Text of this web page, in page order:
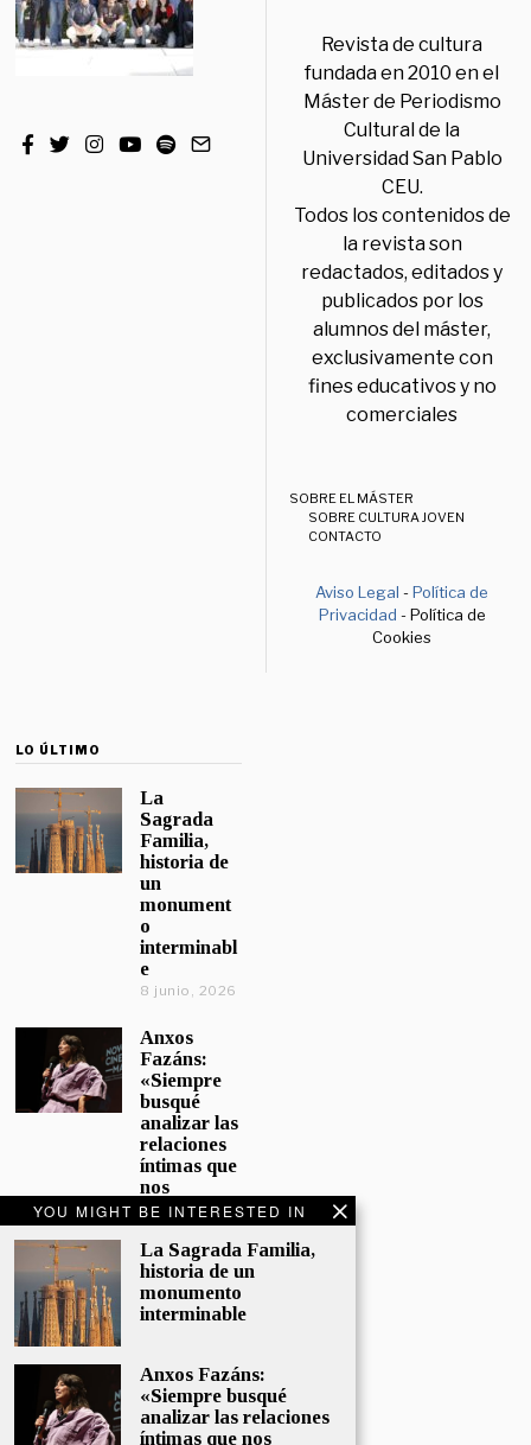
YOU MIGHT BE INTERESTED IN
La Sagrada Familia,
historia de un
monumento
interminable
Anxos Fazáns:
«Siempre busqué
analizar las relaciones
íntimas que nos
Revista de cultura
fundada en 2010 en el
Máster de Periodismo
Cultural de la
Universidad San Pablo
CEU.
Todos los contenidos de
la revista son
redactados, editados y
publicados por los
alumnos del máster,
exclusivamente con
fines educativos y no
comerciales
SOBRE EL MÁSTER
SOBRE CULTURA JOVEN
CONTACTO
Aviso Legal -Política de
Privacidad - Política de
Cookies
LO ÚLTIMO
La
Sagrada
Familia,
historia de
un
monument
o
interminabl
e
8 junio, 2026
Anxos
Fazáns:
«Siempre
busqué
analizar las
relaciones
íntimas que
nos
afectan»
5 junio, 2026
El hijo de la
cómica, el
homenaje
Sacristán a
Fernán
Gómez
28 mayo,